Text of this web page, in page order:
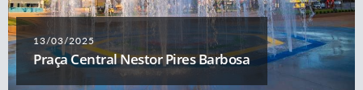
13/03/2025
Praça Central Nestor Pires Barbosa